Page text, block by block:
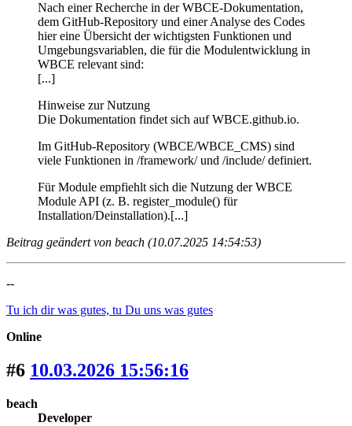
Nach einer Recherche in der WBCE-Dokumentation,
dem GitHub-Repository und einer Analyse des Codes
hier eine Übersicht der wichtigsten Funktionen und
Umgebungsvariablen, die für die Modulentwicklung in
WBCE relevant sind:
[...]
Hinweise zur Nutzung
Die Dokumentation findet sich auf WBCE.github.io.
Im GitHub-Repository (WBCE/WBCE_CMS) sind
viele Funktionen in /framework/ und /include/ definiert.
Für Module empfiehlt sich die Nutzung der WBCE
Module API (z. B. register_module() für
Installation/Deinstallation).[...]
Beitrag geändert von beach (10.07.2025 14:54:53)
--
Tu ich dir was gutes, tu Du uns was gutes
Online
#6 10.03.2026 15:56:16
beach
Developer